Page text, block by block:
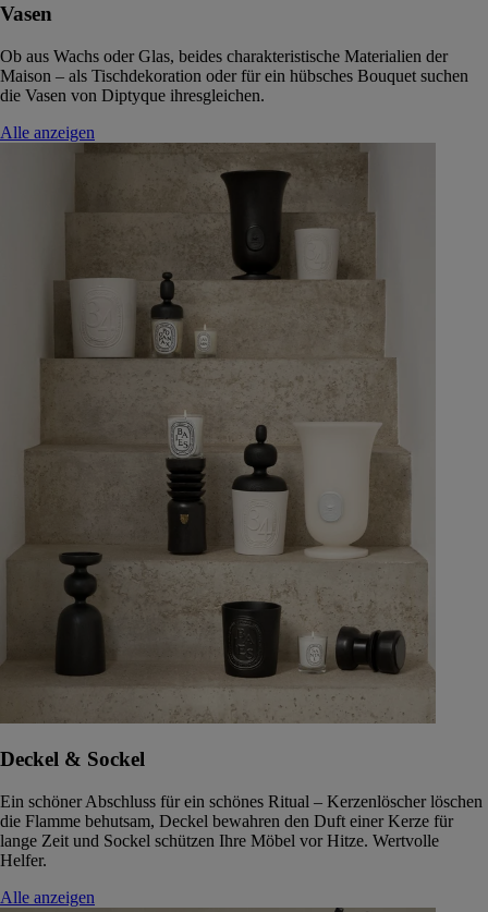
Vasen
Ob aus Wachs oder Glas, beides charakteristische Materialien der
Maison – als Tischdekoration oder für ein hübsches Bouquet suchen
die Vasen von Diptyque ihresgleichen.
Alle anzeigen
Deckel & Sockel
Ein schöner Abschluss für ein schönes Ritual – Kerzenlöscher löschen
die Flamme behutsam, Deckel bewahren den Duft einer Kerze für
lange Zeit und Sockel schützen Ihre Möbel vor Hitze. Wertvolle
Helfer.
Alle anzeigen